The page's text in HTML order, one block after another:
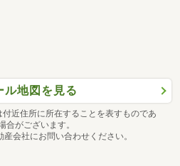
ル地図を見る
近住所に所在することを表すものであ
合がございます。
会社にお問い合わせください。